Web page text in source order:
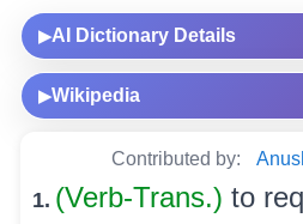
▶AI Dictionary Details
▶Wikipedia
Contributed by:
1. (Verb-Trans.) to